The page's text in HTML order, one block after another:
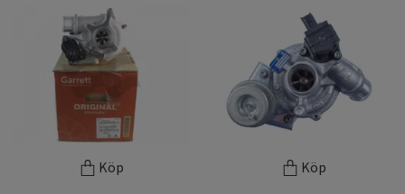
Köp Köp